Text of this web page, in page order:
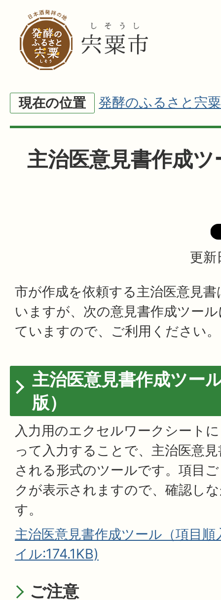
現在の位置 発酵のふるさと宍粟
主治医意見書作成ツ
更新
市が作成を依頼する主治医意見
いますが、次の意見書作成ツー
ていますので、ご利用ください。
主治医意見書作成ツー
版）
入力用のエクセルワークシート
って入力することで、主治医意
される形式のツールです。項目
クが表示されますので、確認し
す。
主治医意見書作成ツール（項目
イル:174.1KB)
ご注意